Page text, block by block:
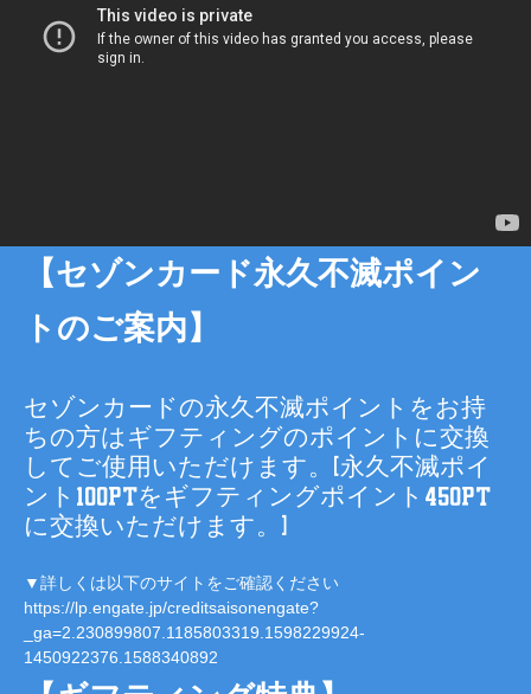
【セゾンカード永久不滅ポイン
トのご案内】
セゾンカードの永久不滅ポイントをお持
ちの方はギフティングのポイントに交換
してご使用いただけます。(永久不滅ポイ
ント100ptをギフティングポイント450pt
に交換いただけます。)
▼詳しくは以下のサイトをご確認ください
https://lp.engate.jp/creditsaisonengate?
_ga=2.230899807.1185803319.1598229924-
1450922376.1588340892